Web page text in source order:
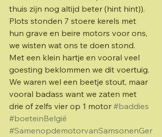
thuis zijn nog altijd beter (hint hint)).
Plots stonden 7 stoere kerels met
hun grave en beire motors voor ons,
we wisten wat ons te doen stond.
Met een klein hartje en vooral veel
goesting beklommen we dit voertuig.
We waren wel een beetje stout, maar
vooral badass want we zaten met
drie of zelfs vier op 1 motor #baddies
#boeteinBelgië
#SamenopdemotorvanSamsonenGer